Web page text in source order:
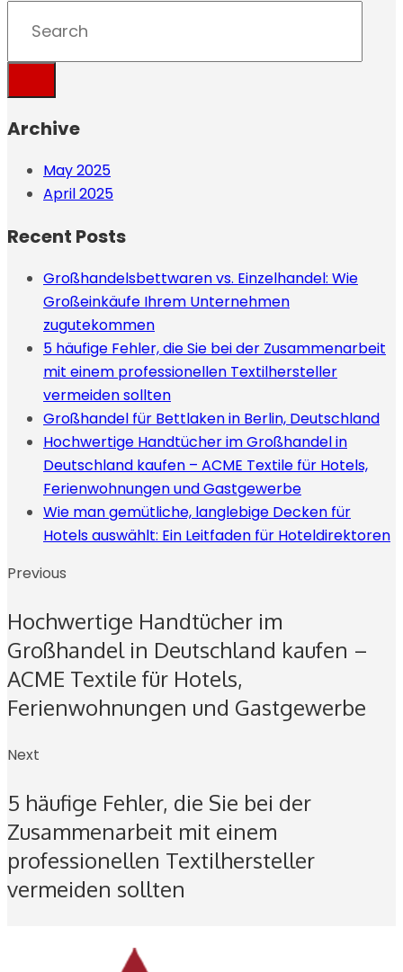
Archive
May 2025
April 2025
Recent Posts
Großhandelsbettwaren vs. Einzelhandel: Wie
Großeinkäufe Ihrem Unternehmen
zugutekommen
5 häufige Fehler, die Sie bei der Zusammenarbeit
mit einem professionellen Textilhersteller
vermeiden sollten
Großhandel für Bettlaken in Berlin, Deutschland
Hochwertige Handtücher im Großhandel in
Deutschland kaufen – ACME Textile für Hotels,
Ferienwohnungen und Gastgewerbe
Wie man gemütliche, langlebige Decken für
Hotels auswählt: Ein Leitfaden für Hoteldirektoren
Previous
Hochwertige Handtücher im
Großhandel in Deutschland kaufen –
ACME Textile für Hotels,
Ferienwohnungen und Gastgewerbe
Next
5 häufige Fehler, die Sie bei der
Zusammenarbeit mit einem
professionellen Textilhersteller
vermeiden sollten